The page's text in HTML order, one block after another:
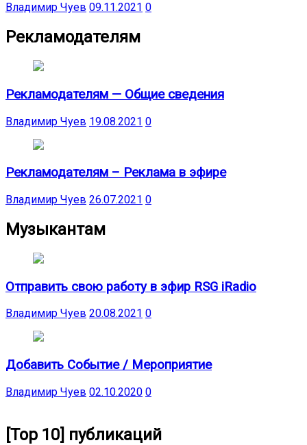
Владимир Чуев 09.11.2021 0
Рекламодателям
Рекламодателям — Общие сведения
Владимир Чуев 19.08.2021 0
Рекламодателям – Реклама в эфире
Владимир Чуев 26.07.2021 0
Музыкантам
Отправить свою работу в эфир RSG iRadio
Владимир Чуев 20.08.2021 0
Добавить Событие / Мероприятие
Владимир Чуев 02.10.2020 0
[Top 10] публикаций